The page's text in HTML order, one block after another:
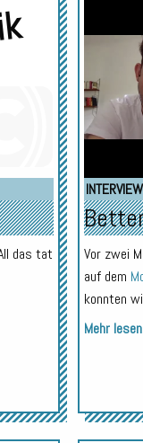
das tat
Vor zwei
auf dem
konnten
Mehr